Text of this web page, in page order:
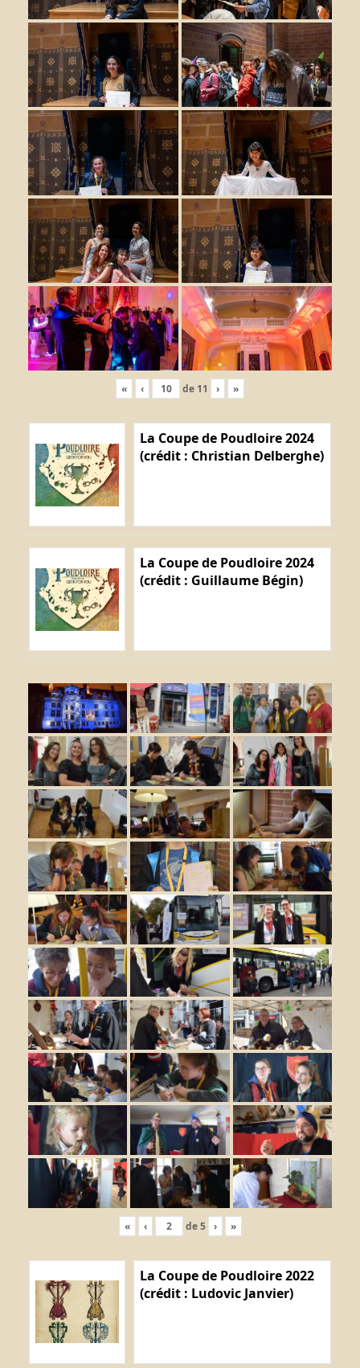
« ‹ de 11 › »
La Coupe de Poudloire 2024
(crédit : Christian Delberghe)
La Coupe de Poudloire 2024
(crédit : Guillaume Bégin)
« ‹ de5 › »
La Coupe de Poudloire 2022
(crédit : Ludovic Janvier)